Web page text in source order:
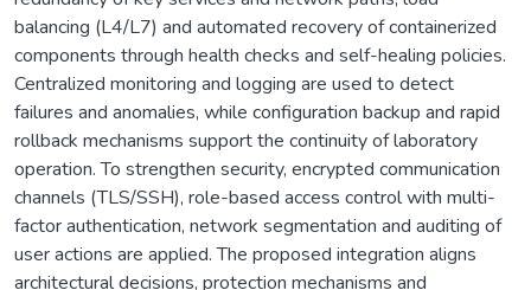
balancing (L4/L7) and automated recovery of containerized
components through health checks and self-healing policies.
Centralized monitoring and logging are used to detect
failures and anomalies, while configuration backup and rapid
rollback mechanisms support the continuity of laboratory
operation. To strengthen security, encrypted communication
channels (TLS/SSH), role-based access control with multi-
factor authentication, network segmentation and auditing of
user actions are applied. The proposed integration aligns
architectural decisions, protection mechanisms and